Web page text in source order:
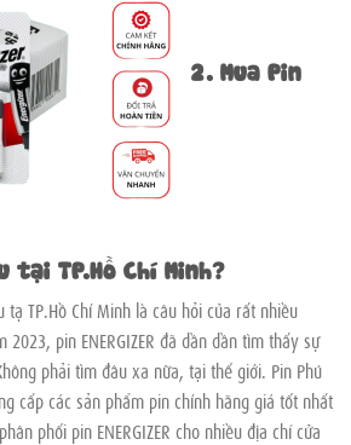
2. Mua Pin
tại TP.Hồ Chí Minh?
tạ TP.Hồ Chí Minh là câu hỏi của rất nhiều
pin ENERGIZER đã dần dần tìm thấy sự
phải tìm đâu xa nữa, tại thế giới. Pin Phú
cấp các sản phẩm pin chính hãng giá tốt nhất
phối pin ENERGIZER cho nhiều địa chỉ cửa